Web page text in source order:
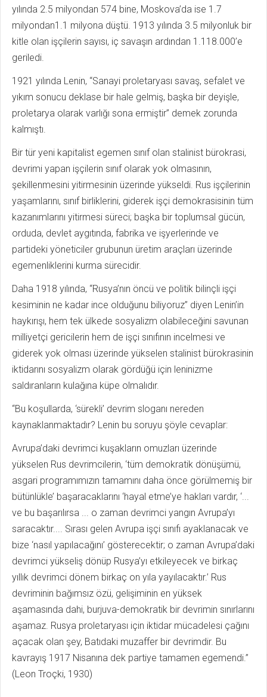
yılında 2.5 milyondan 574 bine, Moskova’da ise 1.7
milyondan1.1 milyona düştü. 1913 yılında 3.5 milyonluk bir
kitle olan işçilerin sayısı, iç savaşın ardından 1.118.000’e
geriledi.
1921 yılında Lenin, “Sanayi proletaryası savaş, sefalet ve
yıkım sonucu deklase bir hale gelmiş, başka bir deyişle,
proletarya olarak varlığı sona ermiştir” demek zorunda
kalmıştı.
Bir tür yeni kapitalist egemen sınıf olan stalinist bürokrasi,
devrimi yapan işçilerin sınıf olarak yok olmasının,
şekillenmesini yitirmesinin üzerinde yükseldi. Rus işçilerinin
yaşamlarını, sınıf birliklerini, giderek işçi demokrasisinin tüm
kazanımlarını yitirmesi süreci; başka bir toplumsal gücün,
orduda, devlet aygıtında, fabrika ve işyerlerinde ve
partideki yöneticiler grubunun üretim araçları üzerinde
egemenliklerini kurma sürecidir.
Daha 1918 yılında, “Rusya’nın öncü ve politik bilinçli işçi
kesiminin ne kadar ince olduğunu biliyoruz” diyen Lenin’in
haykırışı, hem tek ülkede sosyalizm olabileceğini savunan
milliyetçi gericilerin hem de işçi sınıfının incelmesi ve
giderek yok olması üzerinde yükselen stalinist bürokrasinin
iktidarını sosyalizm olarak gördüğü için leninizme
saldıranların kulağına küpe olmalıdır.
“Bu koşullarda, ‘sürekli’ devrim sloganı nereden
kaynaklanmaktadır? Lenin bu soruyu şöyle cevaplar:
Avrupa’daki devrimci kuşakların omuzları üzerinde
yükselen Rus devrimcilerin, ‘tüm demokratik dönüşümü,
asgari programımızın tamamını daha önce görülmemiş bir
bütünlükle’ başaracaklarını ‘hayal etme’ye hakları vardır, ‘...
ve bu başarılırsa ... o zaman devrimci yangın Avrupa’yı
saracaktır.... Sırası gelen Avrupa işçi sınıfı ayaklanacak ve
bize ‘nasıl yapılacağını’ gösterecektir; o zaman Avrupa’daki
devrimci yükseliş dönüp Rusya’yı etkileyecek ve birkaç
yıllık devrimci dönem birkaç on yıla yayılacaktır.’ Rus
devriminin bağımsız özü, gelişiminin en yüksek
aşamasında dahi, burjuva-demokratik bir devrimin sınırlarını
aşamaz. Rusya proletaryası için iktidar mücadelesi çağını
açacak olan şey, Batıdaki muzaffer bir devrimdir. Bu
kavrayış 1917 Nisanına dek partiye tamamen egemendi.”
(Leon Troçki, 1930)